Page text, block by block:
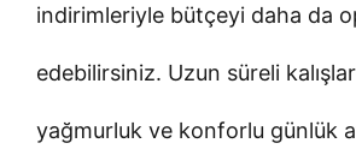
indirimleriyle bütçeyi daha da
edebilirsiniz. Uzun süreli
yağmurluk ve konforlu günlük